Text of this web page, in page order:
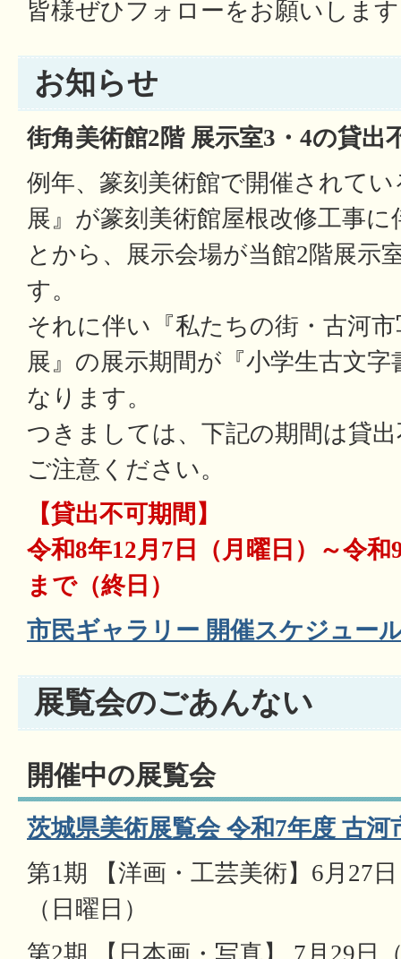
皆様ぜひフォローをお願いしま
お知らせ
街角美術館2階 展示室3・4の貸出
例年、篆刻美術館で開催されて
展』が篆刻美術館屋根改修工事
とから、展示会場が当館2階展示
す。
それに伴い『私たちの街・古河
展』の展示期間が『小学生古文
なります。
つきましては、下記の期間は貸
ご注意ください。
【貸出不可期間】
令和8年12月7日（月曜日）～令
まで（終日）
市民ギャラリー 開催スケジュー
展覧会のごあんない
開催中の展覧会
茨城県美術展覧会 令和7年度 古河
第1期 【洋画・工芸美術】6月27
（日曜日）